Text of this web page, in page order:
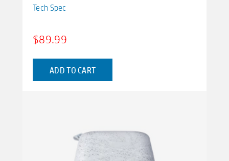
İnce, taşınabilir tasarım kablosuz cep boyutunda şarj edilebilir yazıcı, sırt çantanızda, çantanızda veya cebinizde taşıyabilecek kadar compact kttır. 35 baskı/şarj ile mikro usb şarj kablosu
Tech Spec
$89.99
ADD TO CART